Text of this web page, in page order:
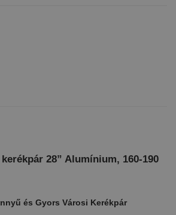
28” Alumínium, 160-190
és Gyors Városi Kerékpár